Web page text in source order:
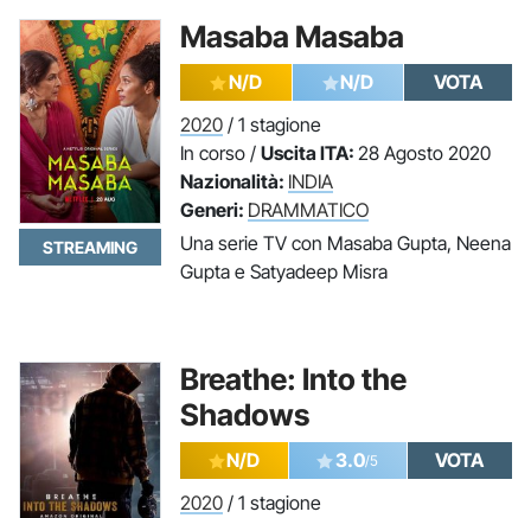
Masaba Masaba
STREAMING
N/D N/D
VOTA
2020 / 1 stagione
In corso / Uscita ITA: 28 Agosto 2020
Nazionalità: INDIA
Generi: DRAMMATICO
Una serie TV con Masaba Gupta, Neena
Gupta e Satyadeep Misra
Breathe: Into the
Shadows
N/D 3.0/5
VOTA
2020 / 1 stagione